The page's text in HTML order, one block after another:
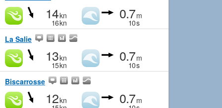
14kn
16kn
0.7m
10s
La Salie
13kn
15kn
0.7m
10s
Biscarrosse
12kn 0.7m